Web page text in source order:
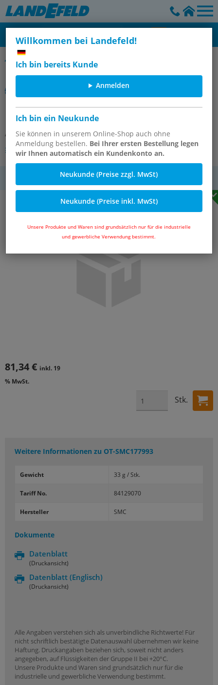
Willkommen bei Landefeld!
Ich bin bereits Kunde
Anmelden
Ich bin ein Neukunde
Sie können in unserem Online-Shop auch ohne
Anmeldung bestellen. Bei Ihrer ersten Bestellung legen
wir Ihnen automatisch ein Kundenkonto an.
Neukunde (Preise zzgl. MwSt)
Neukunde (Preise inkl. MwSt)
Unsere Produkte und Waren sind grundsätzlich nur für die industrielle
und gewerbliche Verwendung bestimmt.
SMC
MXQA-JS16 HUBBEGRENZUNG
Artikelnummer: OT-SMC177993
Andere Varianten des Artikels
81,34 € inkl. 19
% MwSt.
Stk.
Weitere Informationen zu OT-SMC177993
Gewicht 33 g / Stk.
Tariff No. 84129070
Hersteller SMC
Dokumente
Datenblatt
(Druckansicht)
Datenblatt (Englisch)
(Druckansicht)
Alle Angaben verstehen sich als unverbindliche Richtwerte! Für
nicht schriftlich bestätigte Datenauswahl übernehmen wir keine
Haftung. Druckangaben beziehen sich, soweit nicht anders
angegeben, auf Flüssigkeiten der Gruppe II bei +20°C.
Unsere Produkte und Waren sind grundsätzlich nur für die
industrielle und gewerbliche Verwendung bestimmt.